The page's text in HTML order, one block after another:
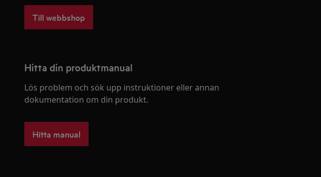
Till webbshop
Hitta din produktmanual
Lös problem och sök upp instruktioner eller annan
dokumentation om din produkt.
Hitta manual